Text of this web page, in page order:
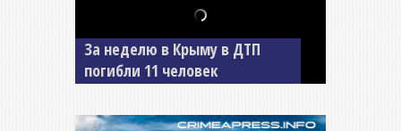
В Джанкое водитель ВАЗа
сбил двух детей на «зебре»